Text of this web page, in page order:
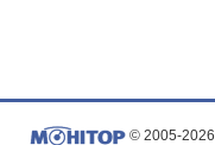
© 2005-2026